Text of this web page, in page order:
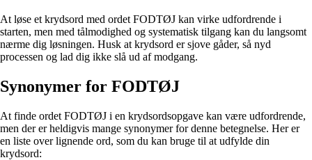
At løse et krydsord med ordet FODTØJ kan virke udfordrende i
starten, men med tålmodighed og systematisk tilgang kan du langsomt
nærme dig løsningen. Husk at krydsord er sjove gåder, så nyd
processen og lad dig ikke slå ud af modgang.
Synonymer for FODTØJ
At finde ordet FODTØJ i en krydsordsopgave kan være udfordrende,
men der er heldigvis mange synonymer for denne betegnelse. Her er
en liste over lignende ord, som du kan bruge til at udfylde din
krydsord: